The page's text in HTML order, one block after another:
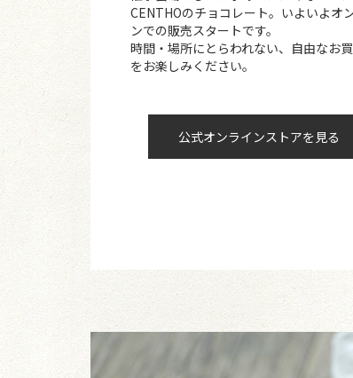
CENTHOのチョコレート。いよいよオ
ンでの販売スタートです。
時間・場所にとらわれない、自由なお
をお楽しみください。
公式オンラインストアを見る